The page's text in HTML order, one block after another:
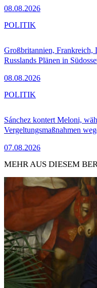
08.08.2026
Großbritannien, Frankreich,
Russlands Plänen in
08.08.2026
POLITIK
Sánchez kontert Meloni,
Vergeltungsmaßnahmen
07.08.2026
POLITIK
MEHR AUS DIESEM